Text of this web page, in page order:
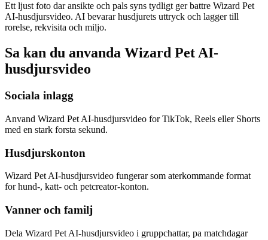
Ett ljust foto dar ansikte och pals syns tydligt ger battre Wizard Pet
AI-husdjursvideo. AI bevarar husdjurets uttryck och lagger till
rorelse, rekvisita och miljo.
Sa kan du anvanda Wizard Pet AI-
husdjursvideo
Sociala inlagg
Anvand Wizard Pet AI-husdjursvideo for TikTok, Reels eller Shorts
med en stark forsta sekund.
Husdjurskonton
Wizard Pet AI-husdjursvideo fungerar som aterkommande format
for hund-, katt- och petcreator-konton.
Vanner och familj
Dela Wizard Pet AI-husdjursvideo i gruppchattar, pa matchdagar